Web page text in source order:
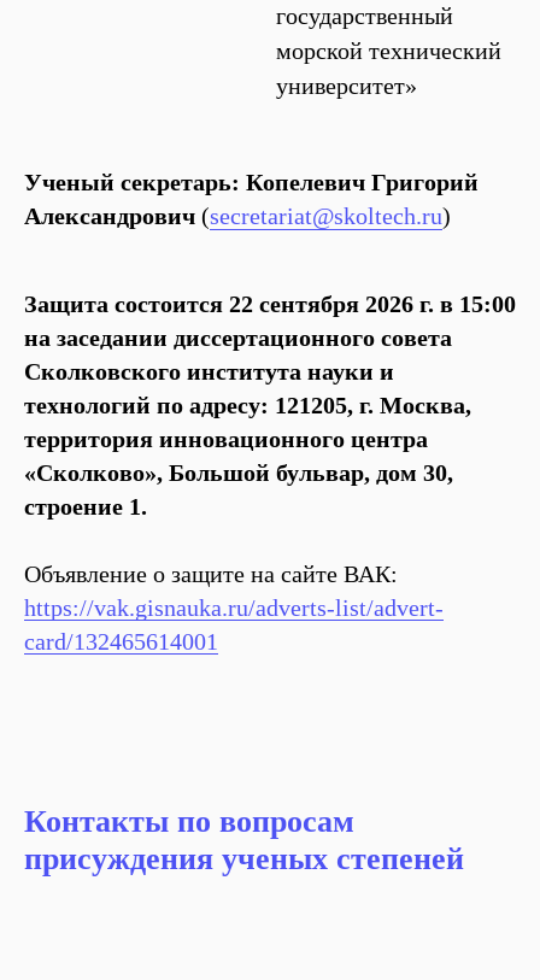
государственный
морской технический
университет»
Ученый секретарь: Копелевич Григорий
Александрович (secretariat@skoltech.ru)
Защита состоится 22 сентября 2026 г. в 15:00
на заседании диссертационного совета
Сколковского института науки и
технологий по адресу: 121205, г. Москва,
территория инновационного центра
«Сколково», Большой бульвар, дом 30,
строение 1.
Объявление о защите на сайте ВАК:
https://vak.gisnauka.ru/adverts-list/advert-
card/132465614001
Контакты по вопросам
присуждения ученых степеней